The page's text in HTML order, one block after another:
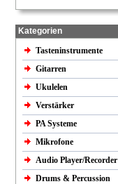
Kategorien
Tasteninstrumente
Gitarren
Ukulelen
Verstärker
PA Systeme
Mikrofone
Audio Player/Recorder
Drums & Percussion